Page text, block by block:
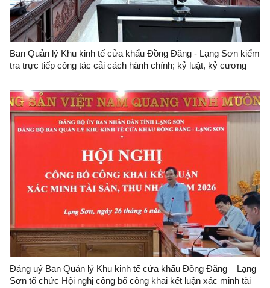
Ban Quản lý Khu kinh tế cửa khẩu Đồng Đăng - Lạng Sơn kiểm
tra trực tiếp công tác cải cách hành chính; kỷ luật, kỷ cương
Đảng uỷ Ban Quản lý Khu kinh tế cửa khẩu Đồng Đăng – Lạng
Sơn tổ chức Hội nghị công bố công khai kết luận xác minh tài